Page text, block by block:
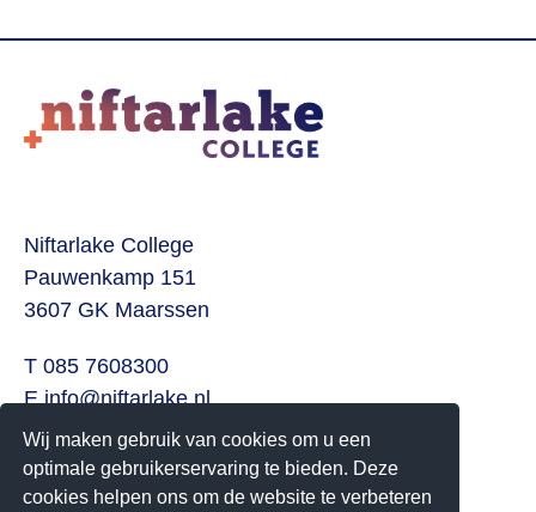
Wij maken gebruik van cookies om u een
optimale gebruikerservaring te bieden. Deze
cookies helpen ons om de website te verbeteren
Niftarlake College
Pauwenkamp 151
3607 GK Maarssen
T 085 7608300
Einfo@niftarlake.nl
Volg ons ook op:
Twitter